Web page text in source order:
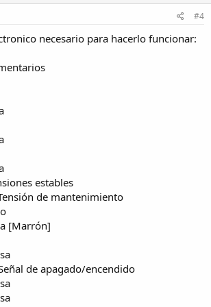
#4
necesario para hacerlo funcionar:
estables
de mantenimiento
[Marrón]
de apagado/encendido